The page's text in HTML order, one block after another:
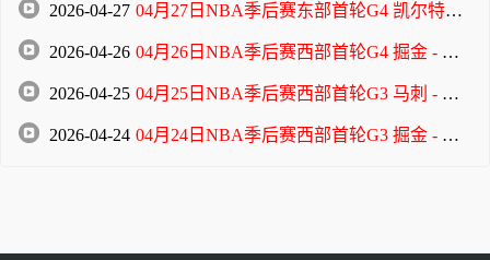
2026-04-27 04月27日NBA季后赛东部首轮G4 凯尔特人 - 76人 全场录像
2026-04-26 04月26日NBA季后赛西部首轮G4 掘金 - 森林狼 全场录像
2026-04-25 04月25日NBA季后赛西部首轮G3 马刺 - 开拓者 全场录像
2026-04-24 04月24日NBA季后赛西部首轮G3 掘金 - 森林狼 全场录像